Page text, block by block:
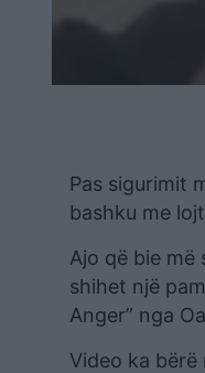
Pas sigurimit
bashku me
Ajo që bie më
shihet një
Anger” nga
Video ka